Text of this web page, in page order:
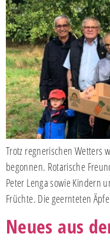
Trotz regnerischen Wetters
begonnen. Rotarische
Peter Lenga sowie Kindern
Früchte. Die geernteten
Neues aus